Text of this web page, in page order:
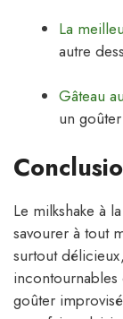
La
autre
Gâteau
un
Le milkshake à
savourer à tout
surtout
goûter